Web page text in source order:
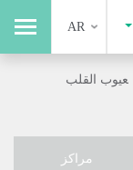
AR
عيوب القلب
مراكز